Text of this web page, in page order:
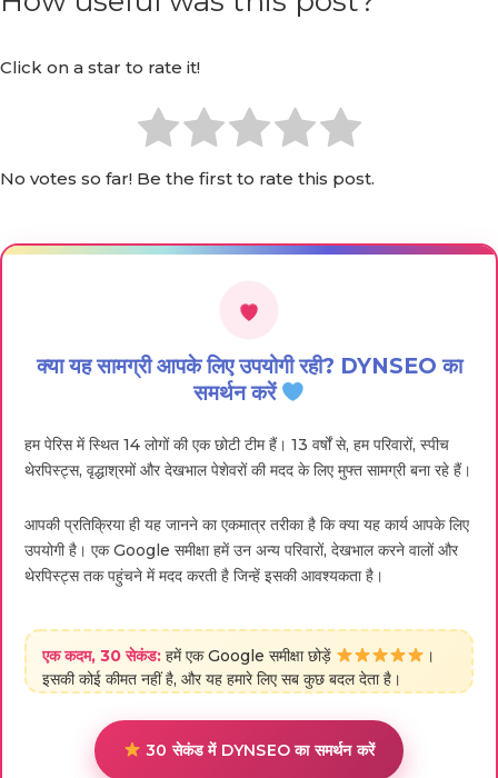
Click on a star to rate it!
No votes so far! Be the first to rate this post.
क्या यह सामग्री आपके लिए उपयोगी रही? DYNSEO का
समर्थन करें
हम पेरिस में स्थित 14 लोगों की एक छोटी टीम हैं। 13 वर्षों से, हम परिवारों, स्पीच
थेरपिस्ट्स, वृद्धाश्रमों और देखभाल पेशेवरों की मदद के लिए मुफ्त सामग्री बना रहे हैं।
आपकी प्रतिक्रिया ही यह जानने का एकमात्र तरीका है कि क्या यह कार्य आपके लिए
उपयोगी है। एक Google समीक्षा हमें उन अन्य परिवारों, देखभाल करने वालों और
थेरपिस्ट्स तक पहुंचने में मदद करती है जिन्हें इसकी आवश्यकता है।
एक कदम, 30 सेकंड: हमें एक Google समीक्षा छोड़ें
।
इसकी कोई कीमत नहीं है, और यह हमारे लिए सब कुछ बदल देता है।
30 सेकंड में DYNSEO का समर्थन करें